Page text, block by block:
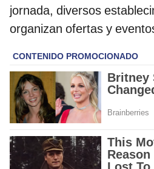
jornada, diversos
organizan ofertas y